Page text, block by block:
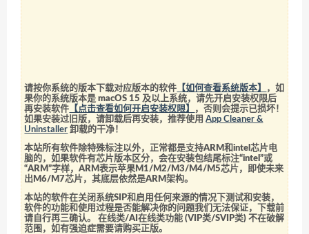
请按你系统的版本下载对应版本的软件 【如何查看系统版本】
，如
果你的系统版本是 macOS 15 及以上系统，请先开启安装权限后
再安装软件 【点击查看如何开启安装权限】
，否则会提示已损坏！
如果安装过旧版，请卸载后再安装，推荐使用App Cleaner &
Uninstaller 卸载的干净！
本站所有软件除特殊标注以外，正常都是支持ARM和intel芯片电
脑的，如果软件有芯片版本区分，会在安装包结尾标注“intel”或
“ARM”字样，ARM表示苹果M1/M2/M3/M4/M5芯片，即使未来
出M6/M7芯片，其底层依然是ARM架构。
本站的软件在关闭系统SIP和启用任何来源的情况下测试和安装，
软件的功能和使用过程是否能解决你的问题我们无法保证，下载前
请自行再三确认。 在线类/AI在线类功能 (VIP类/SVIP类) 不在破解
范围，如有强迫症需要请购买正版。